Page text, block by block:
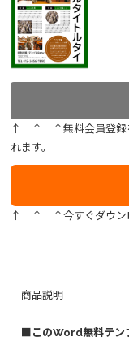
↑ ↑ ↑無料会員登録を
れます。
↑ ↑ ↑今すぐダウンロ
商品説明
■このWord無料テン